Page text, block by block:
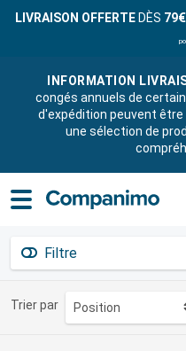
LIVRAISON OFFERTE DÈS 79€
INFORMATION
congés annuels de
d'expédition peuvent
une sélection de
Filtre
Trier par